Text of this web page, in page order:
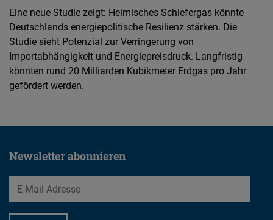
Eine neue Studie zeigt: Heimisches Schiefergas könnte
Deutschlands energiepolitische Resilienz stärken. Die
Studie sieht Potenzial zur Verringerung von
Importabhängigkeit und Energiepreisdruck. Langfristig
könnten rund 20 Milliarden Kubikmeter Erdgas pro Jahr
gefördert werden.
Newsletter abonnieren
EMail